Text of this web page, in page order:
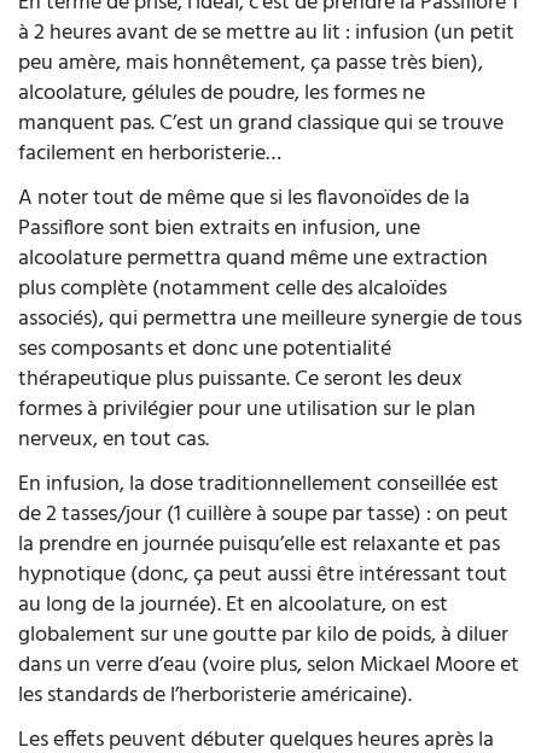
à 2 heures avant de se mettre au lit : infusion (un petit
peu amère, mais honnêtement, ça passe très bien),
alcoolature, gélules de poudre, les formes ne
manquent pas. C’est un grand classique qui se trouve
facilement en herboristerie…
A noter tout de même que si les flavonoïdes de la
Passiflore sont bien extraits en infusion, une
alcoolature permettra quand même une extraction
plus complète (notamment celle des alcaloïdes
associés), qui permettra une meilleure synergie de tous
ses composants et donc une potentialité
thérapeutique plus puissante. Ce seront les deux
formes à privilégier pour une utilisation sur le plan
nerveux, en tout cas.
En infusion, la dose traditionnellement conseillée est
de 2 tasses/jour (1 cuillère à soupe par tasse) : on peut
la prendre en journée puisqu’elle est relaxante et pas
hypnotique (donc, ça peut aussi être intéressant tout
au long de la journée). Et en alcoolature, on est
globalement sur une goutte par kilo de poids, à diluer
dans un verre d’eau (voire plus, selon Mickael Moore et
les standards de l’herboristerie américaine).
Les effets peuvent débuter quelques heures après la